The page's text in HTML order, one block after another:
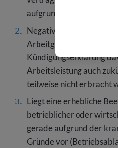
aufgrund Krankheit des
Negative
Arbeitgeber zum
Kündigungserklärung
Arbeitsleistung auch
teilweise nicht erbracht
Liegt eine erhebliche
betrieblicher oder
gerade aufgrund der
Gründe vor